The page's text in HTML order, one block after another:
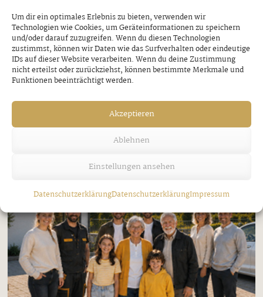
Um dir ein optimales Erlebnis zu bieten, verwenden wir
Technologien wie Cookies, um Geräteinformationen zu speichern
und/oder darauf zuzugreifen. Wenn du diesen Technologien
zustimmst, können wir Daten wie das Surfverhalten oder eindeutige
IDs auf dieser Website verarbeiten. Wenn du deine Zustimmung
nicht erteilst oder zurückziehst, können bestimmte Merkmale und
Funktionen beeinträchtigt werden.
Akzeptieren
Ablehnen
Einstellungen ansehen
DatenschutzerklärungDatenschutzerklärungImpressum